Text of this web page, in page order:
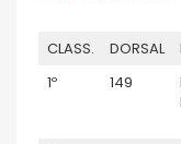
CLASS. DORSAL
1º
149